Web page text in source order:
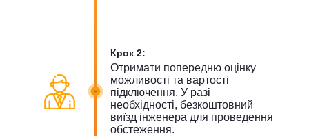
Крок 2:
Отримати попередню оцінку
можливості та вартості
підключення. У разі
необхідності, безкоштовний
виїзд інженера для проведення
обстеження.